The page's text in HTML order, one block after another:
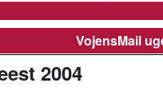
VojensMail
2004